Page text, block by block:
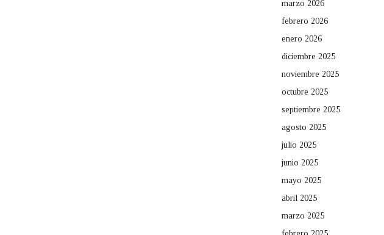
marzo 2026
febrero 2026
enero 2026
diciembre 2025
noviembre 2025
octubre 2025
septiembre 2025
agosto 2025
julio 2025
junio 2025
mayo 2025
abril 2025
marzo 2025